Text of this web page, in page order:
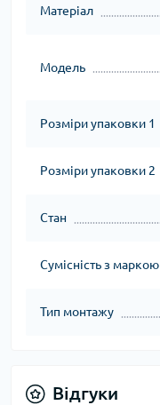
Матеріал
Модель
Розміри упаковки 1
Розміри упаковки 2
Стан
Сумісність з маркою
Тип монтажу
Відгуки